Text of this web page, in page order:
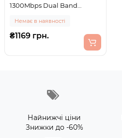
1300Mbps Dual Band
Adapter (B01317600111-05)
Немає в наявності
₴1169 грн.
Найнижчі ціни
Знижки до -60%